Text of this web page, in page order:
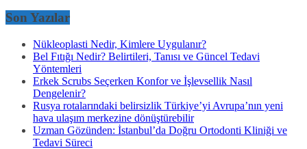
Son Yazılar
Nükleoplasti Nedir, Kimlere Uygulanır?
Bel Fıtığı Nedir? Belirtileri, Tanısı ve Güncel Tedavi
Yöntemleri
Erkek Scrubs Seçerken Konfor ve İşlevsellik Nasıl
Dengelenir?
Rusya rotalarındaki belirsizlik Türkiye’yi Avrupa’nın yeni
hava ulaşım merkezine dönüştürebilir
Uzman Gözünden: İstanbul’da Doğru Ortodonti Kliniği ve
Tedavi Süreci